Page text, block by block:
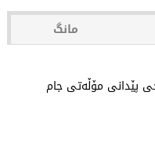
مانگ
پێدانی مۆڵەتی جام